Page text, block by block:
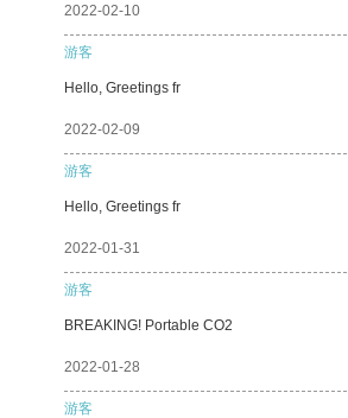
2022-02-10
游客
Hello, Greetings fr
2022-02-09
游客
Hello, Greetings fr
2022-01-31
游客
BREAKING! Portable CO2
2022-01-28
游客